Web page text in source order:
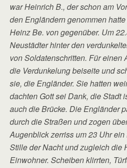
war Heinrich B., der schon am
den Engländern genommen
Heinz Be. von gegenüber. Um
Neustädter hinter den
von Soldatenschritten. Für einen
die Verdunkelung beiseite und
sie, die Engländer. Sie hatten
dachten Gott sei Dank, die Stadt
auch die Brücke. Die Engländer
durch die Straßen und zogen
Augenblick zerriss um 23 Uhr
Stille der Nacht und zugleich die
Einwohner. Scheiben klirrten,